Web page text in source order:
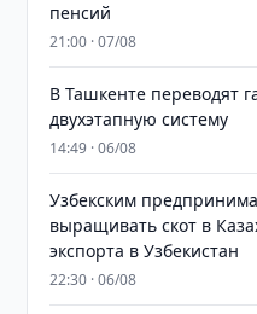
пенсий
21:00 · 07/08
В Ташкенте переводят
двухэтапную систему
14:49 · 06/08
Узбекским
выращивать скот в
экспорта в Узбекистан
22:30 · 06/08